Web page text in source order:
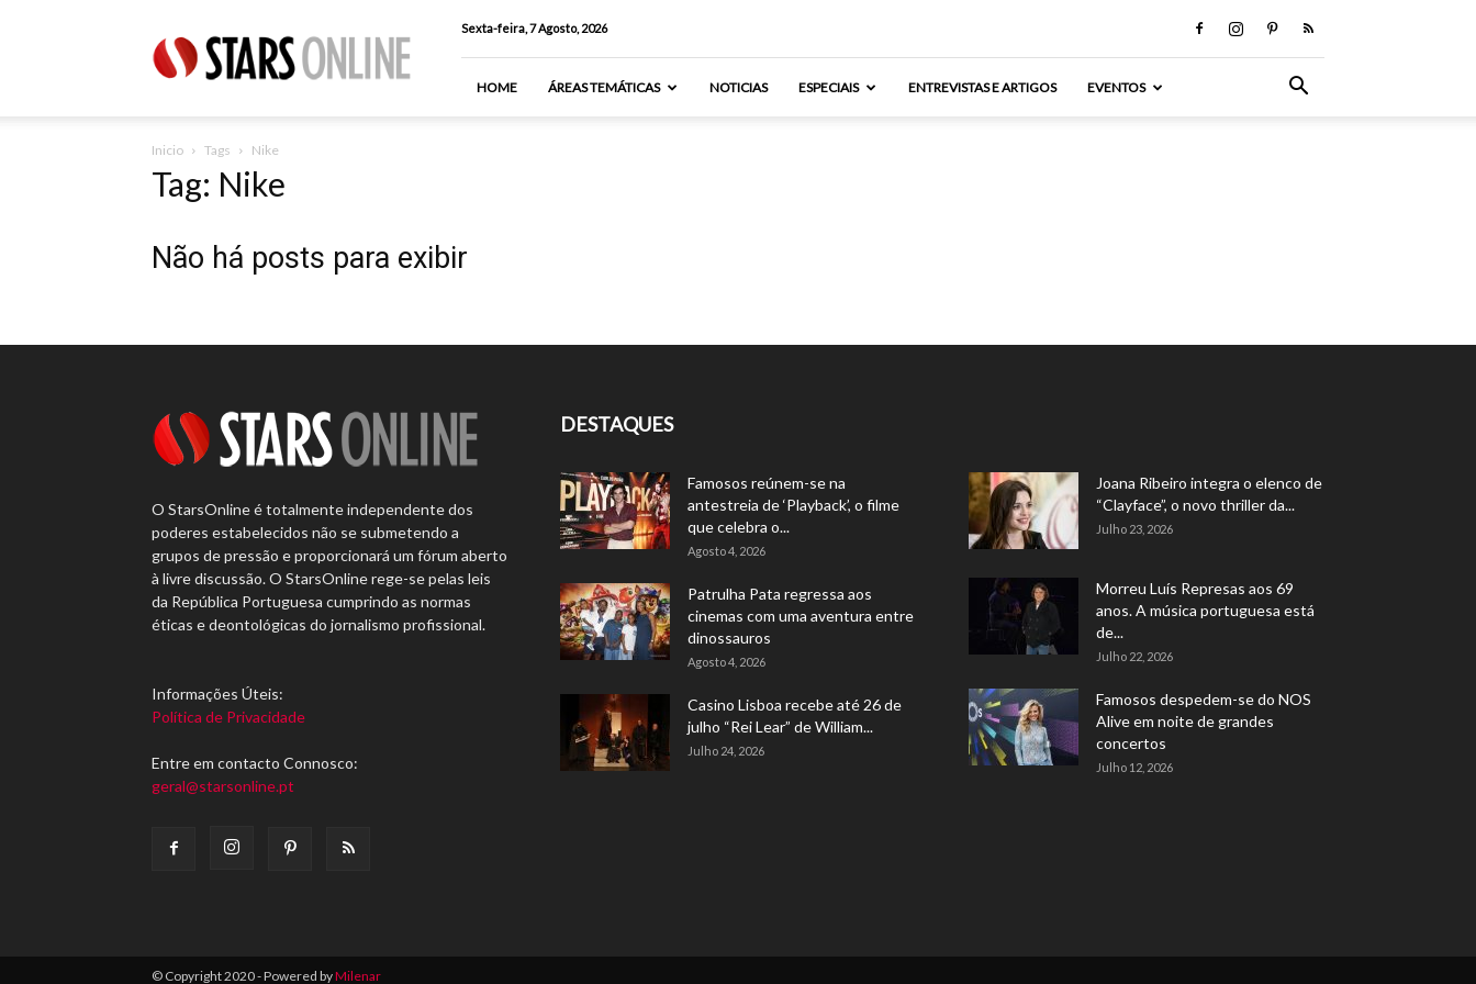
Online
Sexta-feira, 7 Agosto, 2026
HOME ÁREAS TEMÁTICAS NOTICIAS ESPECIAIS ENTREVISTAS E ARTIGOS EVENTOS
Inicio Tags Nike
Tag: Nike
Não há posts para exibir
O StarsOnline é totalmente independente dos
poderes estabelecidos não se submetendo a
grupos de pressão e proporcionará um fórum aberto
à livre discussão. O StarsOnline rege-se pelas leis
da República Portuguesa cumprindo as normas
éticas e deontológicas do jornalismo profissional.
Informações Úteis:
Política de Privacidade
Entre em contacto Connosco:
geral@starsonline.pt
DESTAQUES
Famosos reúnem-se na
antestreia de ‘Playback’, o filme
que celebra o...
Agosto 4, 2026
Patrulha Pata regressa aos
cinemas com uma aventura entre
dinossauros
Agosto 4, 2026
Casino Lisboa recebe até 26 de
julho “Rei Lear” de William...
Julho 24, 2026
Joana Ribeiro integra o elenco de
“Clayface”, o novo thriller da...
Julho 23, 2026
Morreu Luís Represas aos 69
anos. A música portuguesa está
de...
Julho 22, 2026
Famosos despedem-se do NOS
Alive em noite de grandes
concertos
Julho 12, 2026
© Copyright 2020 - Powered byMilenar